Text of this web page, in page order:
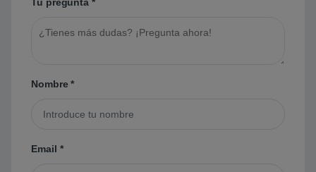
Tu pregunta *
Nombre*
Email *